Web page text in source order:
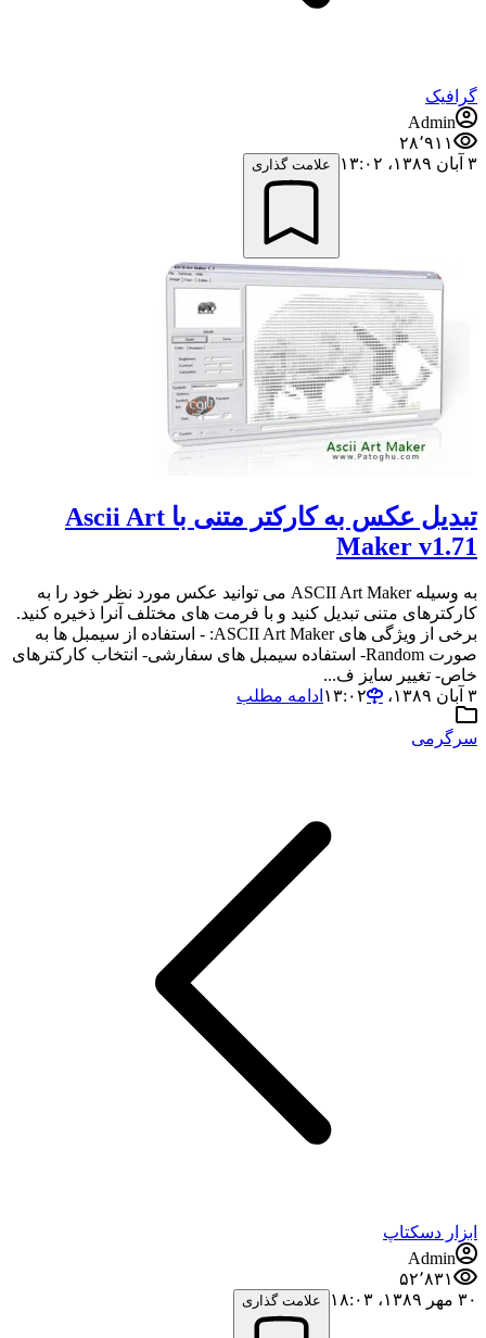
گرافیک
Admin
۲۸٬۹۱۱
۳ آبان ۱۳۸۹،‏ ۱۳:۰۲
علامت گذاری
تبدیل عکس به کارکتر متنی با Ascii Art
Maker v1.71
به وسیله ASCII Art Maker می توانید عکس مورد نظر خود را به
کارکترهای متنی تبدیل کنید و با فرمت های مختلف آنرا ذخیره کنید.
برخی از ویژگی های ASCII Art Maker: - استفاده از سیمبل ها به
صورت Random- استفاده سیمبل های سفارشی- انتخاب کارکترهای
خاص- تغییر سایز ف...
۳ آبان ۱۳۸۹،‏ ۱۳:۰۲
ادامه مطلب
سرگرمی
ابزار دسکتاپ
Admin
۵۲٬۸۳۱
۳۰ مهر ۱۳۸۹،‏ ۱۸:۰۳
علامت گذاری